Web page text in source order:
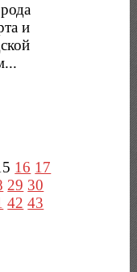
и
16 17
29 30
42 43